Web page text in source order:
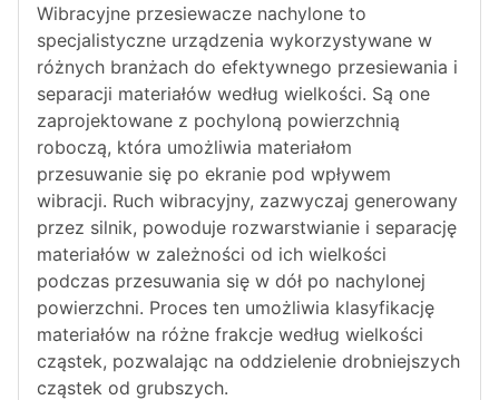
Wibracyjne przesiewacze nachylone to
specjalistyczne urządzenia wykorzystywane w
różnych branżach do efektywnego przesiewania i
separacji materiałów według wielkości. Są one
zaprojektowane z pochyloną powierzchnią
roboczą, która umożliwia materiałom
przesuwanie się po ekranie pod wpływem
wibracji. Ruch wibracyjny, zazwyczaj generowany
przez silnik, powoduje rozwarstwianie i separację
materiałów w zależności od ich wielkości
podczas przesuwania się w dół po nachylonej
powierzchni. Proces ten umożliwia klasyfikację
materiałów na różne frakcje według wielkości
cząstek, pozwalając na oddzielenie drobniejszych
cząstek od grubszych.